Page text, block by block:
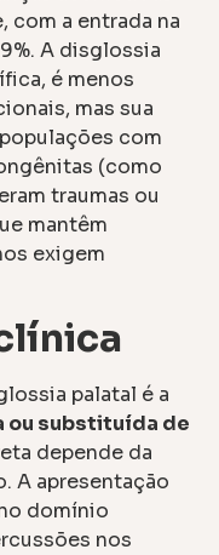
com a entrada na
A disglossia
é menos
mas sua
com
(como
traumas ou
mantêm
exigem
palatal é a
ou substituída de
depende da
A apresentação
domínio
nos